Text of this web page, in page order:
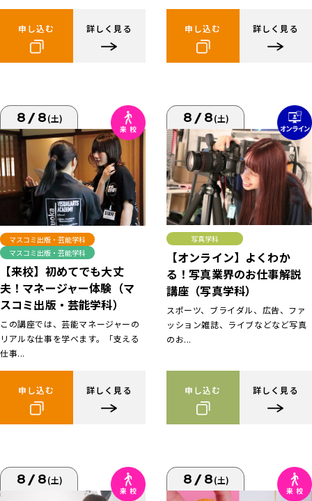
申し込む 詳しく見る 申し込む 詳しく見る
8/8(土)
マスコミ出版・芸能学科
マスコミ出版・芸能学科
【来校】初めてでも大丈
夫！マネージャー体験（マ
スコミ出版・芸能学科）
この講座では、芸能マネージャーの
リアルな仕事を学べます。「支える
仕事...
申し込む 詳しく見る
8/8(土)
写真学科
【オンライン】よくわか
る！写真業界のお仕事解説
講座（写真学科）
スポーツ、ブライダル、広告、ファ
ッション雑誌、ライブなどなど写真
のお...
申し込む 詳しく見る
8/8(土) 8/8(土)